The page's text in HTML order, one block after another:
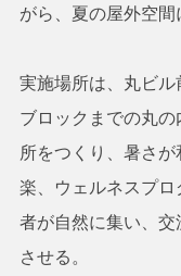
がら、夏の屋外空間
実施場所は、丸ビ
ブロックまでの丸
所をつくり、暑さ
楽、ウェルネスプ
者が自然に集い、
させる。